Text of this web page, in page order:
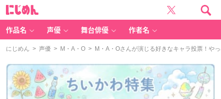
作品名 声優 舞台俳優 作者名
にじめん > 声優 > M・A・O > M・A・Oさんが演じる好きなキャラ投票！や